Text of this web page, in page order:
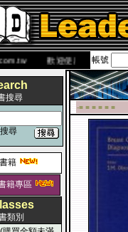
歡迎使用 國民旅遊卡！！
帳號
尋
尋
籍
籍專區
類別
-■ ■ ■ ■ ■ ■